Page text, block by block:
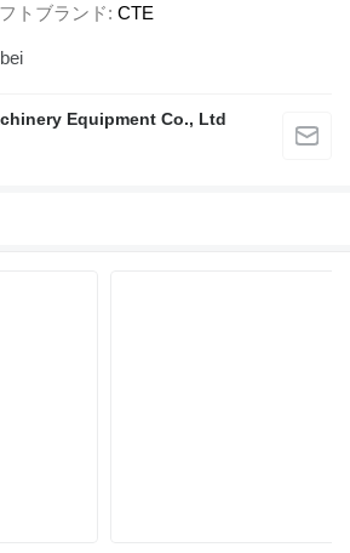
トブランド CTE
Equipment Co., Ltd